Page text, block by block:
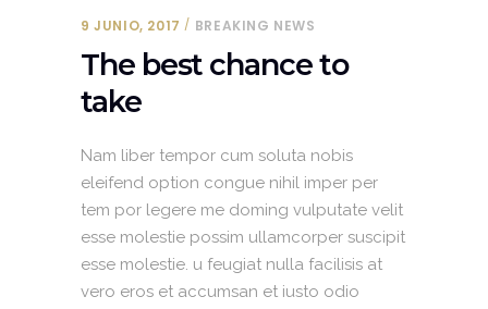
9 JUNIO, 2017 BREAKING NEWS
The best chance to
take
Nam liber tempor cum soluta nobis
eleifend option congue nihil imper per
tem por legere me doming vulputate velit
esse molestie possim ullamcorper suscipit
esse molestie. u feugiat nulla facilisis at
vero eros et accumsan et iusto odio